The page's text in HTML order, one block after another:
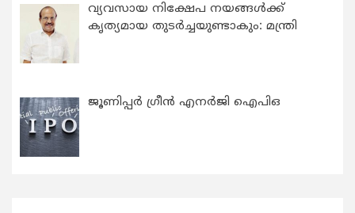
വ്യവസായ നിക്ഷേപ നയങ്ങള്‍ക്ക്
കൃത്യമായ തുടര്‍ച്ചയുണ്ടാകും: മന്ത്രി
ജൂണിപ്പർ ഗ്രീൻ എനർജി ഐപിഒ